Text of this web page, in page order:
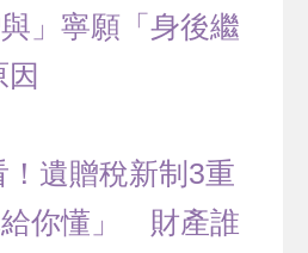
」寧願「身後繼
！遺贈稅新制3重
給你懂」 財產誰